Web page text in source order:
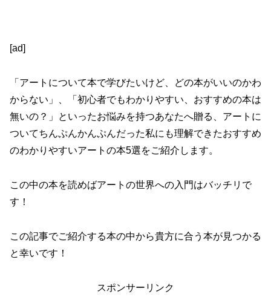
[ad]
「アートについて本で学びたいけど、どの本がいいのかわ
からない」、「初心者でもわかりやすい、おすすめの本は
無いの？」といったお悩みを持つあなたへ贈る、アートに
ついてちんぷんかんぷんだった私にも理解できたおすすめ
のわかりやすいアートの本5選をご紹介します。
この中の本を読めばアートの世界への入門はバッチリで
す！
この記事でご紹介する本の中から貴方に合う本が見つかる
と幸いです！
スポンサーリンク